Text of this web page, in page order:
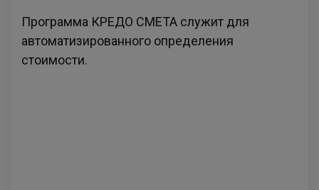
Программа КРЕДО СМЕТА служит для
автоматизированного определения
стоимости.